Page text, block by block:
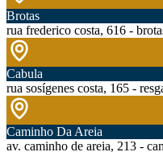
Brotas
rua frederico costa, 616 -
Cabula
rua sosígenes costa, 165 -
Caminho Da Areia
av. caminho de areia, 213 -